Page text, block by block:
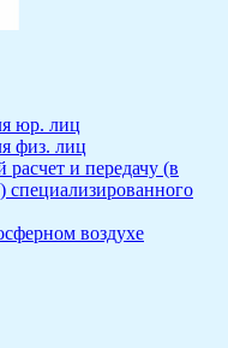
юр. лиц
физ. лиц
и передачу (в
воздухе